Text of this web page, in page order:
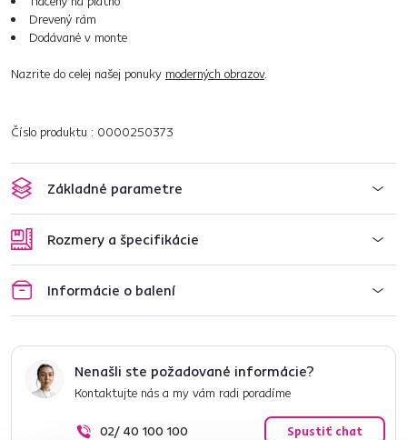
Drevený rám
Dodávané v monte
Nazrite do celej našej ponuky moderných obrazov.
Číslo produktu : 0000250373
Základné parametre
Rozmery a špecifikácie
Informácie o balení
Nenašli ste požadované informácie?
Kontaktujte nás a my vám radi poradíme
02/ 40 100 100 Spustiť chat